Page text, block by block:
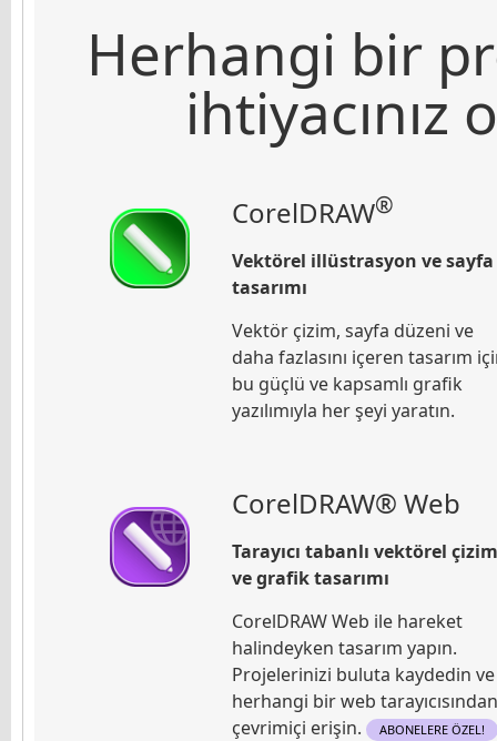
Herhangi bir
CorelDRAW®
Vektörel illüstrasyon ve sayfa
tasarımı
Vektör çizim, sayfa düzeni ve
daha fazlasını içeren tasarım
bu güçlü ve kapsamlı grafik
yazılımıyla her şeyi yaratın.
CorelDRAW® Web
Tarayıcı tabanlı vektörel çizim
ve grafik tasarımı
CorelDRAW Web ile hareket
halindeyken tasarım yapın.
Projelerinizi buluta kaydedin ve
herhangi bir web tarayıcısından
çevrimiçi erişin.
ABONELERE ÖZEL!